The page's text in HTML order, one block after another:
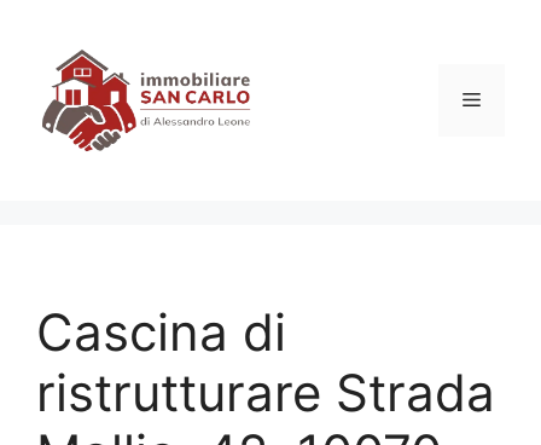
contenuto
Menu
Cascina di
ristrutturare Strada